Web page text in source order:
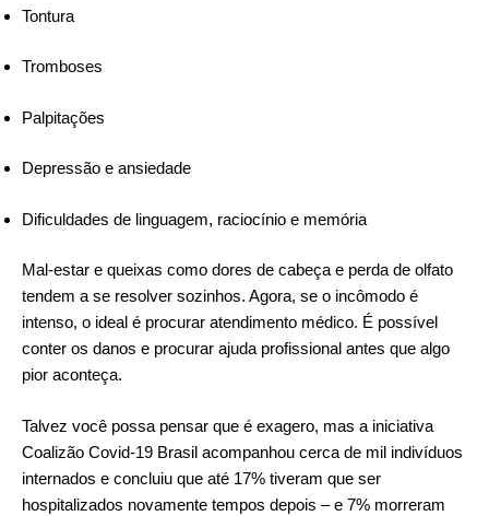
Tontura
Tromboses
Palpitações
Depressão e ansiedade
Dificuldades de linguagem, raciocínio e memória
Mal-estar e queixas como dores de cabeça e perda de olfato
tendem a se resolver sozinhos. Agora, se o incômodo é
intenso, o ideal é procurar atendimento médico. É possível
conter os danos e procurar ajuda profissional antes que algo
pior aconteça.
Talvez você possa pensar que é exagero, mas a iniciativa
Coalizão Covid-19 Brasil acompanhou cerca de mil indivíduos
internados e concluiu que até 17% tiveram que ser
hospitalizados novamente tempos depois – e 7% morreram